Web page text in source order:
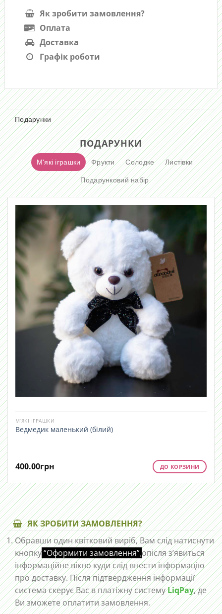
Як зробити замовлення?
Оплата
Доставка
Графік роботи
Подарунки
ПОДАРУНКИ
М'які іграшки Фрукти Солодке Листівки
Подарунковий набір
М’ЯКІ ІГРАШКИ
Ведмедик маленький (білий)
400.00грн ДО КОРЗИНИ
ЯК ЗРОБИТИ ЗАМОВЛЕННЯ?
Обравши один квітковий виріб, Вам слід натиснути
кнопку“Оформити замовлення”,опісля з’явиться
інформаційне вікно куди слід внести інформацію
про доставку. Після підтвердження інформації
система скерує Вас в платіжну системуLiqPay, де
Ви зможете оплатити замовлення.